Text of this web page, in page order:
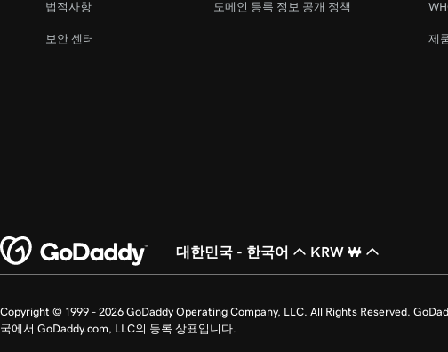
법적사항
보안 센터
도메인 등록 정보 공개 정책
제
대한민국 - 한국어 KRW ₩
Copyright © 1999 - 2026 GoDaddy Operating Company, LLC. All Rights Reserved.
국에서 GoDaddy.com, LLC의 등록 상표입니다.